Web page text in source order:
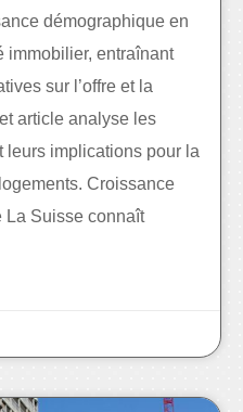
démographique en
immobilier, entraînant
sur l’offre et la
article analyse les
leurs implications pour la
Croissance
La Suisse connaît